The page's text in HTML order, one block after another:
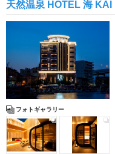
天然温泉 HOTEL 海 KAI
フォトギャラリー